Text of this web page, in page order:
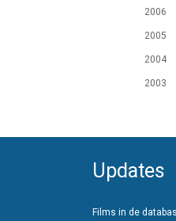
2006
2005
2004
2003
Updates
Films in de